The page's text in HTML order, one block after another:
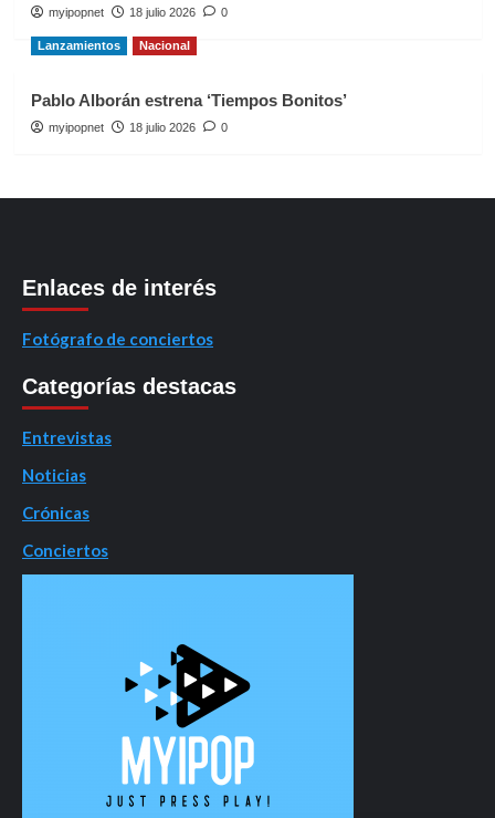
myipopnet 18 julio 2026 0
Lanzamientos Nacional
Pablo Alborán estrena ‘Tiempos Bonitos’
myipopnet 18 julio 2026 0
Enlaces de interés
Fotógrafo de conciertos
Categorías destacas
Entrevistas
Noticias
Crónicas
Conciertos